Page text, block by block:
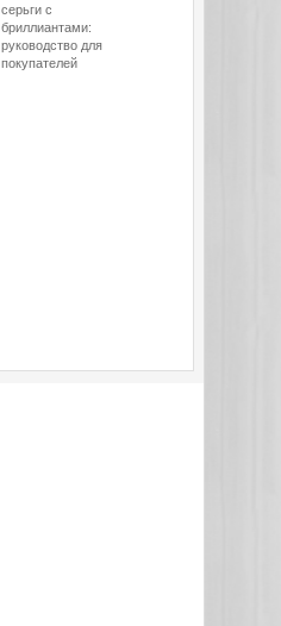
серьги с
бриллиантами:
руководство для
покупателей